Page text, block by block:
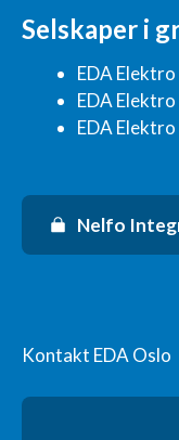
Selskaper i
EDA
EDA
EDA
Nelfo
Kontakt EDA Oslo